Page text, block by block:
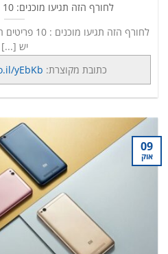
לחורף הזה תגיעו מוכנים: 10 מוצרים חובה בכל ארון
לחורף הזה
יש [...]
כתובת מקוצרת: yEbKb
09
אוק